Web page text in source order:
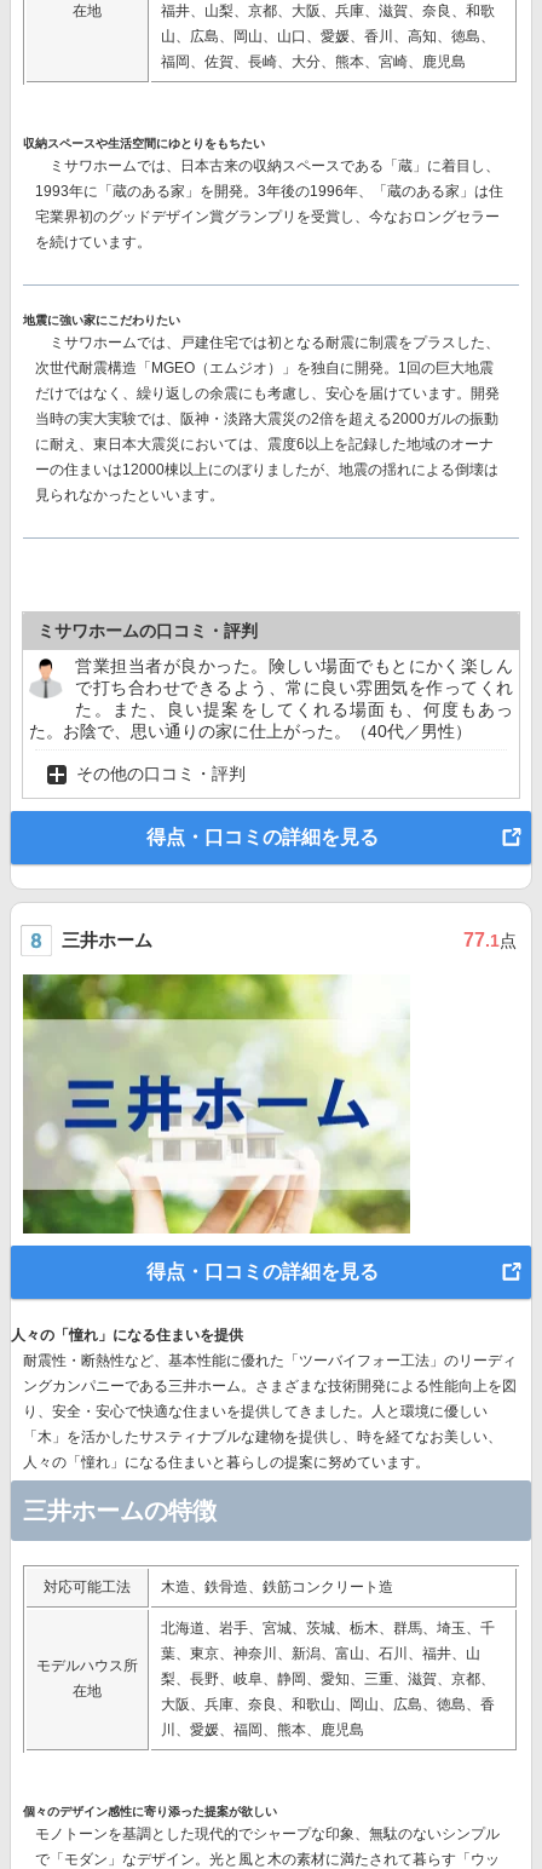
在地
福井、山梨、京都、大阪、兵庫、滋賀、奈良、和歌
山、広島、岡山、山口、愛媛、香川、高知、徳島、
福岡、佐賀、長崎、大分、熊本、宮崎、鹿児島
収納スペースや生活空間にゆとりをもちたい
ミサワホームでは、日本古来の収納スペースである「蔵」に着目し、
1993年に「蔵のある家」を開発。3年後の1996年、「蔵のある家」は住
宅業界初のグッドデザイン賞グランプリを受賞し、今なおロングセラー
を続けています。
地震に強い家にこだわりたい
ミサワホームでは、戸建住宅では初となる耐震に制震をプラスした、
次世代耐震構造「MGEO（エムジオ）」を独自に開発。 1回の巨大地震
だけではなく、繰り返しの余震にも考慮し、安心を届けています。開発
当時の実大実験では、阪神・淡路大震災の2倍を超える2000ガルの振動
に耐え、東日本大震災においては、震度6以上を記録した地域のオーナ
ーの住まいは12000棟以上にのぼりましたが、地震の揺れによる倒壊は
見られなかったといいます。
ミサワホームの口コミ・評判
営業担当者が良かった。険しい場面でもとにかく楽しん
で打ち合わせできるよう、常に良い雰囲気を作ってくれ
た。また、良い提案をしてくれる場面も、何度もあっ
た。お陰で、思い通りの家に仕上がった。（40代／男性）
その他の口コミ・評判
得点・口コミの詳細を見る
三井ホーム 77.1点
得点・口コミの詳細を見る
人々の「憧れ」になる住まいを提供
耐震性・断熱性など、基本性能に優れた 「ツーバイフォー工法」のリーディ
ングカンパニーである三井ホーム。さまざまな技術開発による性能向上を図
り、安全・安心で快適な住まいを提供してきました。人と環境に優しい
「木」を活かしたサスティナブルな建物を提供し、時を経てなお美しい、
人々の「憧れ」になる住まいと暮らしの提案に努めています。
三井ホームの特徴
対応可能工法 木造、鉄骨造、鉄筋コンクリート造
モデルハウス所
在地
北海道、岩手、宮城、茨城、栃木、群馬、埼玉、千
葉、東京、神奈川、新潟、富山、石川、福井、山
梨、長野、岐阜、静岡、愛知、三重、滋賀、京都、
大阪、兵庫、奈良、和歌山、岡山、広島、徳島、香
川、愛媛、福岡、熊本、鹿児島
個々のデザイン感性に寄り添った提案が欲しい
モノトーンを基調とした現代的でシャープな印象、無駄のないシンプル
で「モダン」なデザイン。光と風と木の素材に満たされて暮らす「ウッ